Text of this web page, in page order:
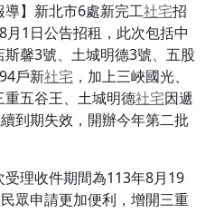
導】新北市6處新完工社宅招
月1日公告招租，此次包括中
馨3號、土城明德3號、五股
戶新社宅 ，加上三峽國光、
五谷王、土城明德社宅因遞
到期失效，開辦今年第二批
理收件期間為113年8月19
眾申請更加便利，增開三重